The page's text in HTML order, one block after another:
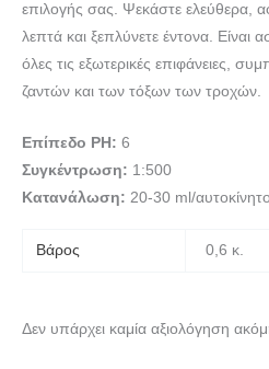
επιλογής σας. Ψεκάστε ελεύθερα,
λεπτά και ξεπλύνετε έντονα. Είναι
όλες τις εξωτερικές επιφάνειες,
ζαντών και των τόξων των τροχών.
Επίπεδο PH: 6
Συγκέντρωση: 1:500
Κατανάλωση: 20-30 ml/αυτοκίνητο
Βάρος 0,6 κ.
Δεν υπάρχει καμία αξιολόγηση